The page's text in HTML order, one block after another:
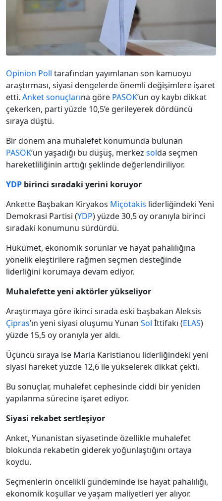
Opinion Poll tarafından yayımlanan son kamuoyu
araştırması, siyasi dengelerde önemli değişimlere işaret
etti. Anket sonuçlarına göre PASOK’un oy kaybı dikkat
çekerken, parti yüzde 10,5’e gerileyerek dördüncü
sıraya düştü.
Bir dönem ana muhalefet konumunda bulunan
PASOK’un yaşadığı bu düşüş, merkez solda seçmen
hareketliliğinin arttığı şeklinde değerlendiriliyor.
YDP birinci sıradaki yerini koruyor
Ankette Başbakan Kiryakos Miçotakis liderliğindeki Yeni
Demokrasi Partisi (YDP) yüzde 30,5 oy oranıyla birinci
sıradaki konumunu sürdürdü.
Hükümet, ekonomik sorunlar ve hayat pahalılığına
yönelik eleştirilere rağmen seçmen desteğinde
liderliğini korumaya devam ediyor.
Muhalefette yeni aktörler yükseliyor
Araştırmaya göre ikinci sırada eski başbakan Aleksis
Çipras’ın yeni siyasi oluşumu Yunan Sol İttifakı (ELAS)
yüzde 15,5 oy oranıyla yer aldı.
Üçüncü sıraya ise Maria Karistianou liderliğindeki yeni
siyasi hareket yüzde 12,6 ile yükselerek dikkat çekti.
Bu sonuçlar, muhalefet cephesinde ciddi bir yeniden
yapılanma sürecine işaret ediyor.
Siyasi rekabet sertleşiyor
Anket, Yunanistan siyasetinde özellikle muhalefet
blokunda rekabetin giderek yoğunlaştığını ortaya
koydu.
Seçmenlerin öncelikli gündeminde ise hayat pahalılığı,
ekonomik koşullar ve yaşam maliyetleri yer alıyor.